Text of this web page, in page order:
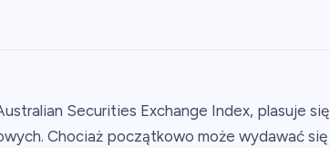
Securities Exchange Index, plasuje się
Chociaż początkowo może wydawać się